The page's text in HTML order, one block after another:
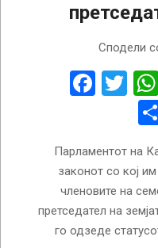
Сподели
Парламентот на
законот со кој
членовите на
претседател на
го одзеде